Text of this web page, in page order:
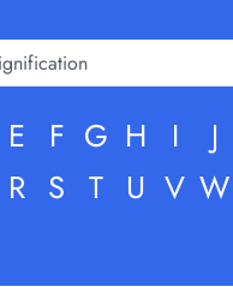
E F G H I J
R S T U V W